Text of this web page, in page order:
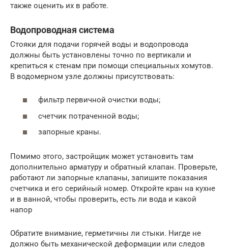
также оценить их в работе.
Водопроводная система
Стояки для подачи горячей воды и водопровода
должны быть установлены точно по вертикали и
крепиться к стенам при помощи специальных хомутов.
В водомерном узле должны присутствовать:
фильтр первичной очистки воды;
счетчик потраченной воды;
запорные краны.
Помимо этого, застройщик может установить там
дополнительно арматуру и обратный клапан. Проверьте,
работают ли запорные клапаны, запишите показания
счетчика и его серийный номер. Откройте кран на кухне
и в ванной, чтобы проверить, есть ли вода и какой
напор
Обратите внимание, герметичны ли стыки. Нигде не
должно быть механической деформации или следов